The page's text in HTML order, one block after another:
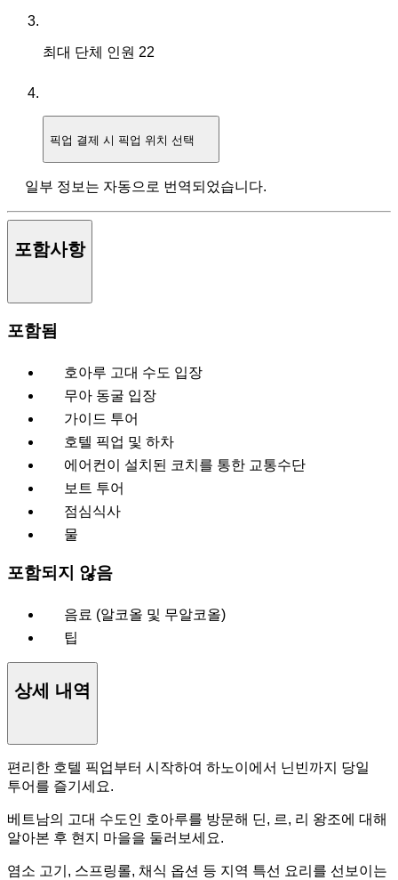
최대 단체 인원 22
픽업 결제 시 픽업 위치 선택
일부 정보는 자동으로 번역되었습니다.
포함사항
포함됨
호아루 고대 수도 입장
무아 동굴 입장
가이드 투어
호텔 픽업 및 하차
에어컨이 설치된 코치를 통한 교통수단
보트 투어
점심식사
물
포함되지 않음
음료 (알코올 및 무알코올)
팁
상세 내역
편리한 호텔 픽업부터 시작하여 하노이에서 닌빈까지 당일
투어를 즐기세요.
베트남의 고대 수도인 호아루를 방문해 딘, 르, 리 왕조에 대해
알아본 후 현지 마을을 둘러보세요.
염소 고기, 스프링롤, 채식 옵션 등 지역 특선 요리를 선보이는